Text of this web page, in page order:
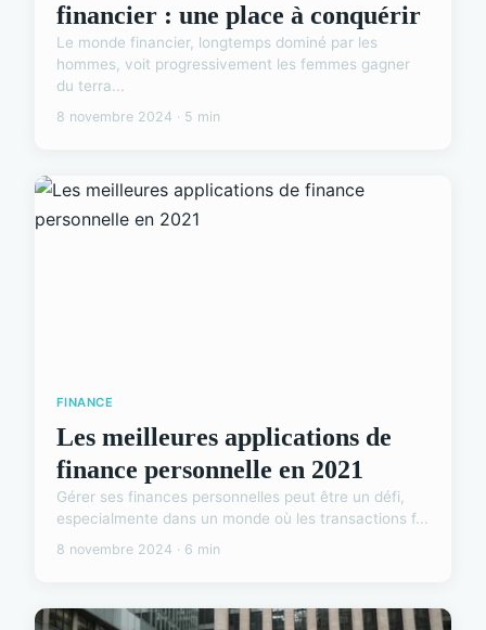
financier : une place à conquérir
Le monde financier, longtemps dominé par les
hommes, voit progressivement les femmes gagner
du terra...
8 novembre 2024 · 5 min
FINANCE
Les meilleures applications de
finance personnelle en 2021
Gérer ses finances personnelles peut être un défi,
especialmente dans un monde où les transactions f...
8 novembre 2024 · 6 min